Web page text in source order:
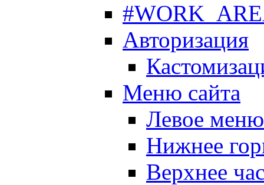
Авторизация
Меню сайта
Левое меню
Нижнее
Верхнее